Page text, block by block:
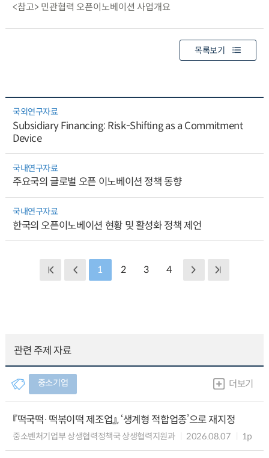
<참고> 민관협력 오픈이노베이션 사업개요
목록보기
국외연구자료
Subsidiary Financing: Risk-Shifting as a Commitment
Device
국내연구자료
주요국의 글로벌 오픈 이노베이션 정책 동향
국내연구자료
한국의 오픈이노베이션 현황 및 활성화 정책 제언
1 2 3 4
관련 주제 자료
중소기업 더보기
『떡국떡·떡볶이떡 제조업』, ‘생계형 적합업종’으로 재지정
중소벤처기업부 상생협력정책국 상생협력지원과 2026.08.07 1p